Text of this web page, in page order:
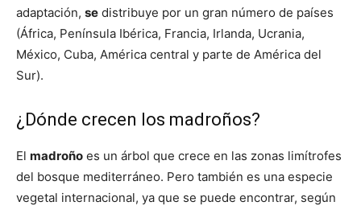
adaptación, se distribuye por un gran número de países
(África, Península Ibérica, Francia, Irlanda, Ucrania,
México, Cuba, América central y parte de América del
Sur).
¿Dónde crecen los madroños?
El madroño es un árbol que crece en las zonas limítrofes
del bosque mediterráneo. Pero también es una especie
vegetal internacional, ya que se puede encontrar, según